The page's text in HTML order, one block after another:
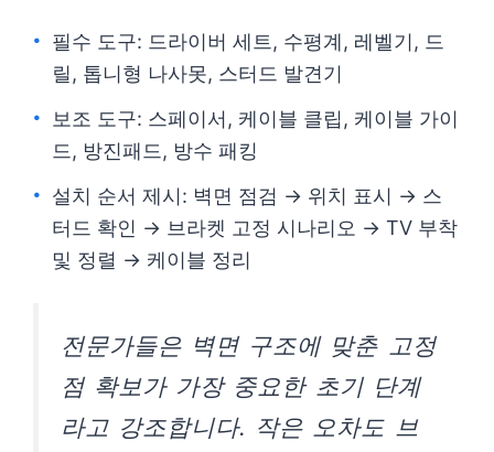
필수 도구: 드라이버 세트, 수평계, 레벨기, 드
릴, 톱니형 나사못, 스터드 발견기
보조 도구: 스페이서, 케이블 클립, 케이블 가이
드, 방진패드, 방수 패킹
설치 순서 제시: 벽면 점검 → 위치 표시 → 스
터드 확인 → 브라켓 고정 시나리오 → TV 부착
및 정렬 → 케이블 정리
전문가들은 벽면 구조에 맞춘 고정
점 확보가 가장 중요한 초기 단계
라고 강조합니다. 작은 오차도 브